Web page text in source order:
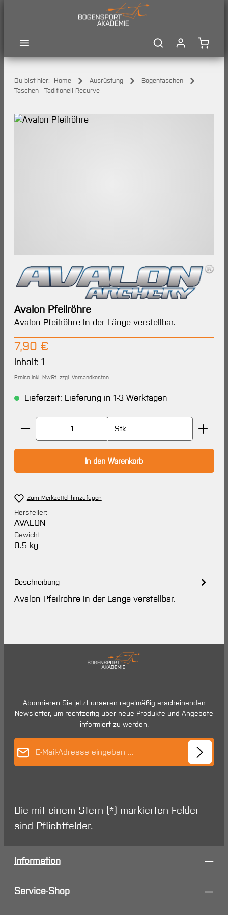
Du bist hier: Home Ausrüstung
Bogentaschen
Taschen - Taditionell Recurve
Bildergalerie überspringen
Avalon Pfeilröhre
Avalon Pfeilröhre In der Länge verstellbar.
Regulärer Preis:
7,90 €
Inhalt: 1
Preise inkl. MwSt. zzgl. Versandkosten
Lieferzeit: Lieferung in 1-3 Werktagen
Produkt Anzahl: Gib den gewünschten Wert ein
Stk.
In den Warenkorb
Zum Merkzettel hinzufügen
Hersteller:
AVALON
Gewicht:
0.5 kg
Beschreibung
Avalon Pfeilröhre In der Länge verstellbar.
Abonnieren Sie jetzt unseren regelmäßig erscheinenden
Newsletter, um rechtzeitig über neue Produkte und Angebote
informiert zu werden.
Die mit einem Stern (*) markierten Felder
sind Pflichtfelder.
Information
Service-Shop